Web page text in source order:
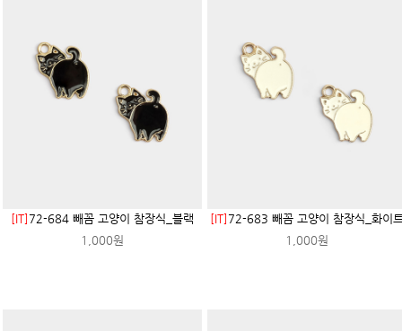
[IT] 72-684 빼꼼 고양이 참장식_블랙
1,000원
[IT] 72-683 빼꼼 고양이 참장식_화이
1,000원